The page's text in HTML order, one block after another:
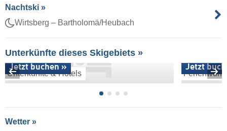
Nachtski »
Wirtsberg – Bartholomä/Heubach
Unterkünfte dieses Skigebiets »
Unterkünfte & Hotels
Jetzt buchen » Jetzt
Wetter »